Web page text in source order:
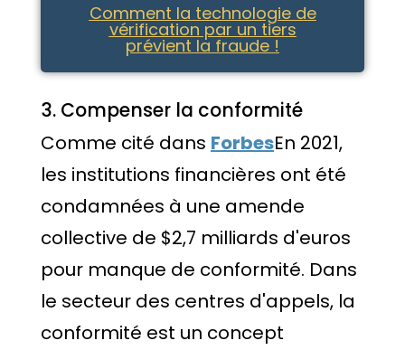
Comment la technologie de
vérification par un tiers
prévient la fraude !
3. Compenser la conformité
Comme cité dans ForbesEn 2021,
les institutions financières ont été
condamnées à une amende
collective de $2,7 milliards d'euros
pour manque de conformité. Dans
le secteur des centres d'appels, la
conformité est un concept